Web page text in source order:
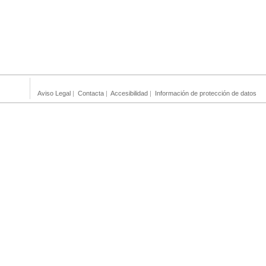
Aviso Legal | Contacta | Accesibilidad | Información de protección de datos